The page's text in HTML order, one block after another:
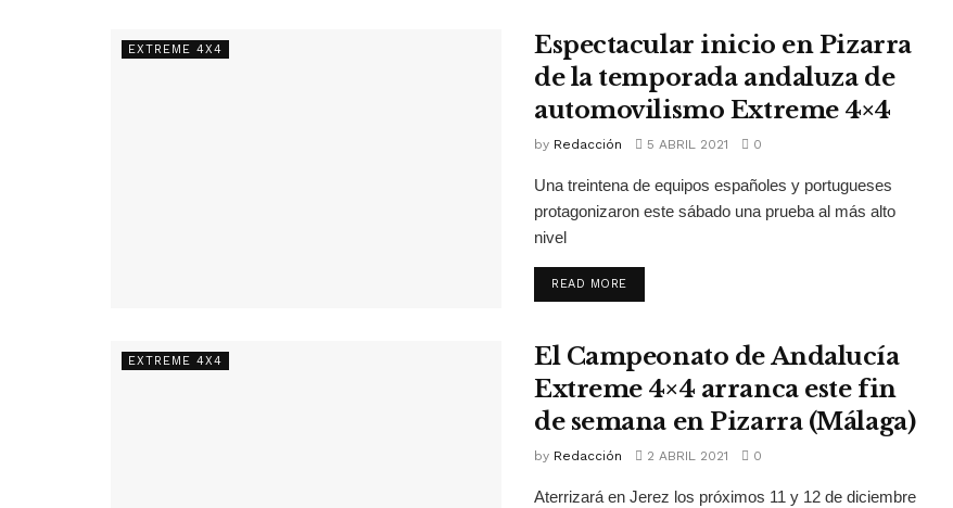
EXTREME 4X4
Espectacular inicio en Pizarra
de la temporada andaluza de
automovilismo Extreme 4×4
by Redacción 5 ABRIL 2021 0
Una treintena de equipos españoles y portugueses
protagonizaron este sábado una prueba al más alto
nivel
READ MORE
EXTREME 4X4
El Campeonato de Andalucía
Extreme 4×4 arranca este fin
de semana en Pizarra (Málaga)
by Redacción 2 ABRIL 2021 0
Aterrizará en Jerez los próximos 11 y 12 de diciembre